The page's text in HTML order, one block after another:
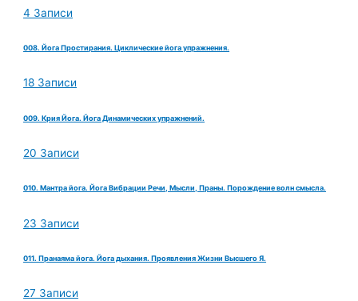
4 Записи
008. Йога Простирания. Циклические йога упражнения.
18 Записи
009. Крия Йога. Йога Динамических упражнений.
20 Записи
010. Мантра йога. Йога Вибрации Речи, Мысли, Праны. Порождение волн смысла.
23 Записи
011. Пранаяма йога. Йога дыхания. Проявления Жизни Высшего Я.
27 Записи